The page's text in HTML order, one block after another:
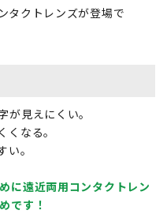
タクトレンズが登場で
が見えにくい。
なる。
。
に遠近両用コンタクトレン
です！